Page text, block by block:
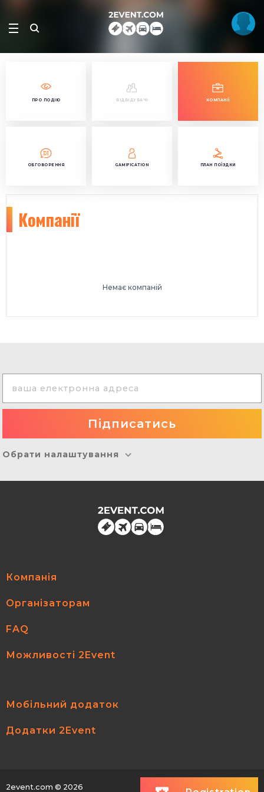
ПРО ПОДІЮ ВІДВІДУВАЧІ КОМПАНІЇ
ОБГОВОРЕННЯ GAMIFICATION ПЛАН ПОЇЗДКИ
Компанії
Немає компаній
Обрати налаштування
Компанія
Організаторам
FAQ
Можливості 2Event
Мобільний додаток
Додатки 2Event
2event.com © 2026 All rights reserved.